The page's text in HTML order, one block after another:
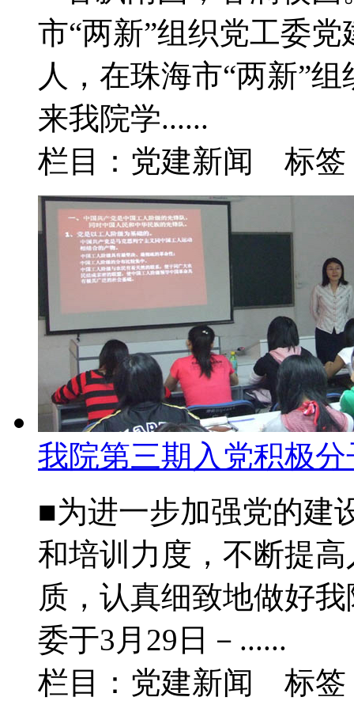
市“两新”组织党工委
人，在珠海市“两新”
来我院学......
栏目：党建新闻 标签
我院第三期入党积极
■为进一步加强党的建
和培训力度，不断提
质，认真细致地做好
委于3月29日－......
栏目：党建新闻 标签